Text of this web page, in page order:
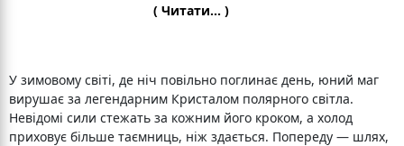
( Читати... )
У зимовому світі, де ніч повільно поглинає день, юний маг
вирушає за легендарним Кристалом полярного світла.
Невідомі сили стежать за кожним його кроком, а холод
приховує більше таємниць, ніж здається. Попереду — шлях,